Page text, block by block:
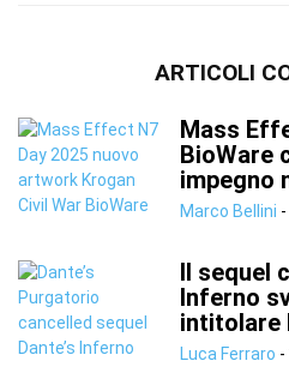
ARTICOLI
Mass
BioWare
impegno
Marco Bellini -
Il sequel
Inferno
intitolare
Luca Ferraro -